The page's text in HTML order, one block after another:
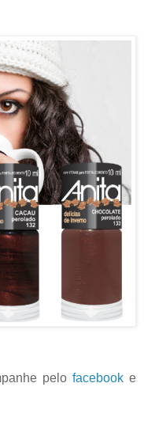
pelo facebook e